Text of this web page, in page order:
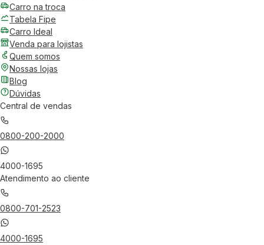
Carro na troca
Tabela Fipe
Carro Ideal
Venda para lojistas
Quem somos
Nossas lojas
Blog
Dúvidas
Central de vendas
0800-200-2000
4000-1695
Atendimento ao cliente
0800-701-2523
4000-1695